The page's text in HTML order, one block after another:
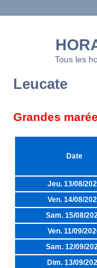
Tous les
Leucate
Grandes
Date
Jeu. 13/08/
Ven. 14/08/
Sam. 15/08/
Ven. 11/09/
Sam. 12/09/
Dim. 13/09/